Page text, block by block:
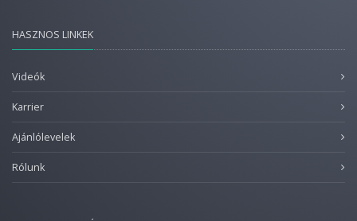
HASZNOS LINKEK
Videók
Karrier
Ajánlólevelek
Rólunk